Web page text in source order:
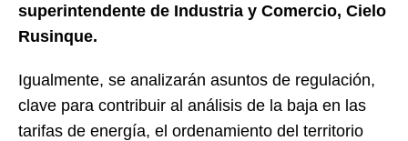
superintendente de Industria y Comercio, Cielo
Rusinque.
Igualmente, se analizarán asuntos de regulación,
clave para contribuir al análisis de la baja en las
tarifas de energía, el ordenamiento del territorio